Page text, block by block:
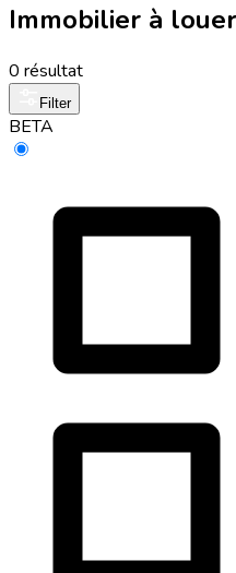
Immobilier à
0 résultat
Filter
BETA